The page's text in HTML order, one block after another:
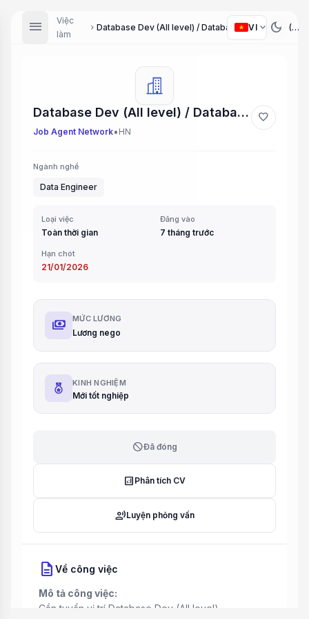
menu
Việc
làm
chevron_right Database Dev (All level) / Database Developer (All Levels)
VI expand_more dark_mode
Database Dev (All level) / Database Developer (All Levels)
Job Agent Network• HN
favorite
Ngành nghề
Data Engineer
Loại việc
Toàn thời gian
Đăng vào
7 tháng trước
Hạn chót
21/01/2026
payments MỨC LƯƠNG
Lương nego
KINH NGHIỆM
Mới tốt nghiệp
blockĐã đóng
analytics Phân tích CV
record_voice_overLuyện phỏng vấn
description Về công việc
Mô tả công việc:
Cần tuyển vị trí Database Dev (All level).